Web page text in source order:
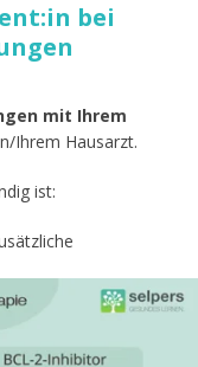
bei
mit Ihrem
Ihrem Hausarzt.
ist: